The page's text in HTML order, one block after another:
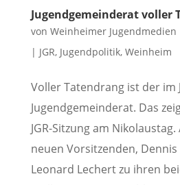
Jugendgemeinderat voller
von Weinheimer Jugendmedien
| JGR, Jugendpolitik, Weinheim
Voller Tatendrang ist der im
Jugendgemeinderat. Das
JGR-Sitzung am
neuen Vorsitzenden,
Leonard Lechert zu ihren